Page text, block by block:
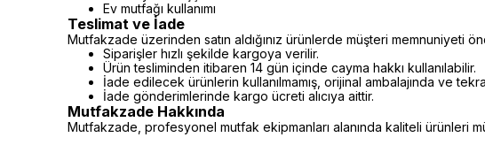
Ev mutfağı kullanımı
Teslimat ve İade
Mutfakzade üzerinden satın aldığınız ürünlerde müşteri memnuniyeti
Siparişler hızlı şekilde kargoya verilir.
Ürün tesliminden itibaren 14 gün içinde cayma hakkı kullanılabilir.
İade edilecek ürünlerin kullanılmamış, orijinal ambalajında ve
İade gönderimlerinde kargo ücreti alıcıya aittir.
Mutfakzade Hakkında
Mutfakzade, profesyonel mutfak ekipmanları alanında kaliteli ürünleri